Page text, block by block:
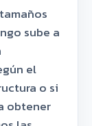
sube a
el
o si
obtener